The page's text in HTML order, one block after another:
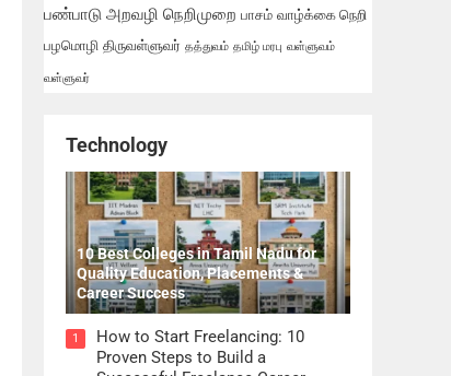
பண்பாடு அறவழி நெறிமுறை பாசம் வாழ்க்கை நெறி
பழமொழி திருவள்ளுவர் தத்துவம் தமிழ் மரபு வள்ளுவம்
வள்ளுவர்
Technology
10 Best Colleges in Tamil Nadu for
Quality Education, Placements &
Career Success
1
How to Start Freelancing: 10
Proven Steps to Build a